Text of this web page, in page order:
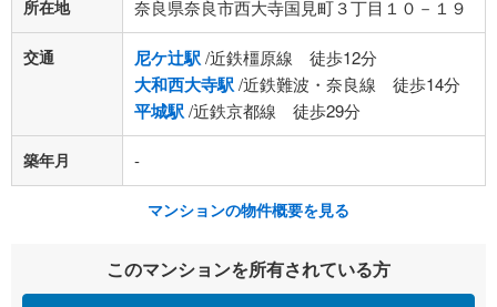
所在地 奈良県奈良市西大寺国見町３丁目１０－１９
交通 尼ケ辻駅/近鉄橿原線 徒歩12分
大和西大寺駅/近鉄難波・奈良線 徒歩14分
平城駅/近鉄京都線 徒歩29分
築年月 -
マンションの物件概要を見る
このマンションを所有されている方